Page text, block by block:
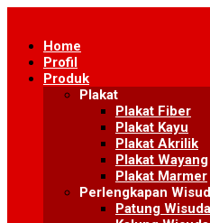
contentHome
Profil
Produk
Plakat
Plakat Fiber
Plakat Kayu
Plakat Akrilik
Plakat Wayang
Plakat Marmer
Perlengkapan
Patung Wisuda